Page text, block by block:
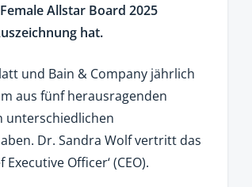
Allstar Board 2025
hat.
und Bain & Company jährlich
aus fünf herausragenden
unterschiedlichen
Dr. Sandra Wolf vertritt das
Officer‘ (CEO).